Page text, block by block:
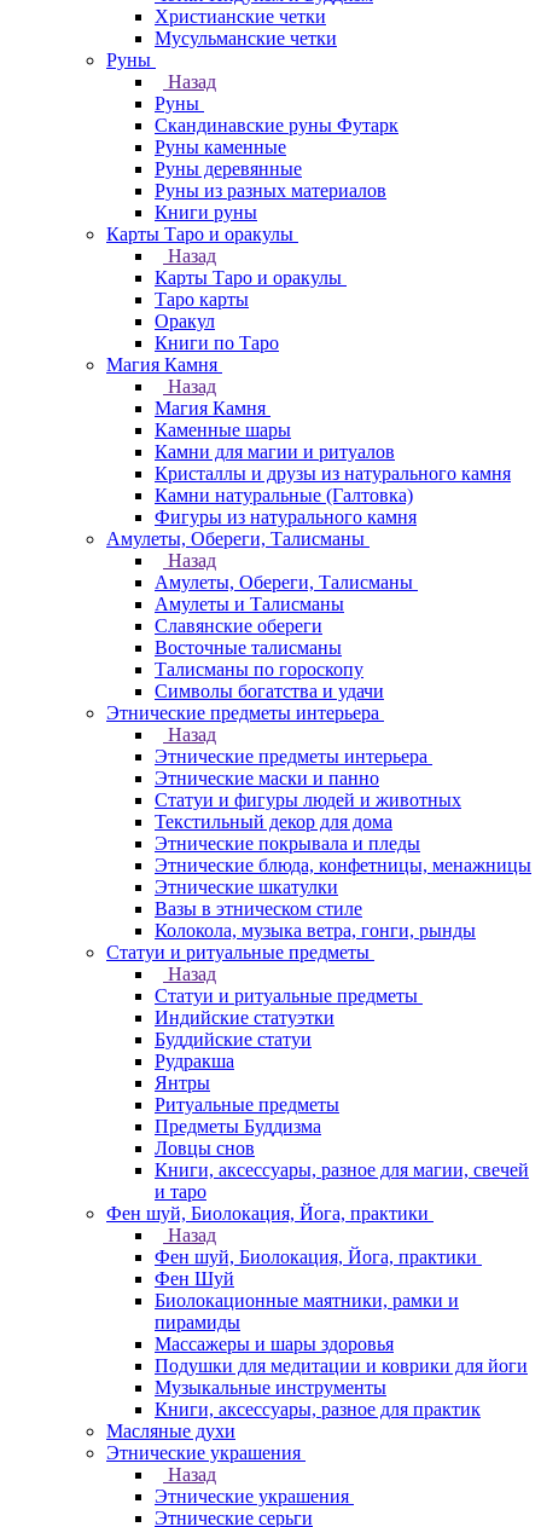
Христианские четки
Мусульманские четки
Руны
Назад
Руны
Скандинавские руны Футарк
Руны каменные
Руны деревянные
Руны из разных материалов
Книги руны
Карты Таро и оракулы
Назад
Карты Таро и оракулы
Таро карты
Оракул
Книги по Таро
Магия Камня
Назад
Магия Камня
Каменные шары
Камни для магии и ритуалов
Кристаллы и друзы из натурального камня
Камни натуральные (Галтовка)
Фигуры из натурального камня
Амулеты, Обереги, Талисманы
Назад
Амулеты, Обереги, Талисманы
Амулеты и Талисманы
Славянские обереги
Восточные талисманы
Талисманы по гороскопу
Символы богатства и удачи
Этнические предметы интерьера
Назад
Этнические предметы интерьера
Этнические маски и панно
Статуи и фигуры людей и животных
Текстильный декор для дома
Этнические покрывала и пледы
Этнические блюда, конфетницы, менажницы
Этнические шкатулки
Вазы в этническом стиле
Колокола, музыка ветра, гонги, рынды
Статуи и ритуальные предметы
Назад
Статуи и ритуальные предметы
Индийские статуэтки
Буддийские статуи
Рудракша
Янтры
Ритуальные предметы
Предметы Буддизма
Ловцы снов
Книги, аксессуары, разное для магии, свечей
и таро
Фен шуй, Биолокация, Йога, практики
Назад
Фен шуй, Биолокация, Йога, практики
Фен Шуй
Биолокационные маятники, рамки и
пирамиды
Массажеры и шары здоровья
Подушки для медитации и коврики для йоги
Музыкальные инструменты
Книги, аксессуары, разное для практик
Масляные духи
Этнические украшения
Назад
Этнические украшения
Этнические серьги